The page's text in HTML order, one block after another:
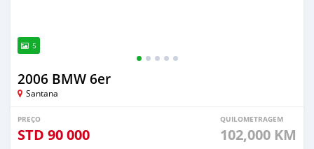
5
2006 BMW 6er
Santana
PREÇO
STD 90 000
QUILOMETRAGEM
102,000 KM